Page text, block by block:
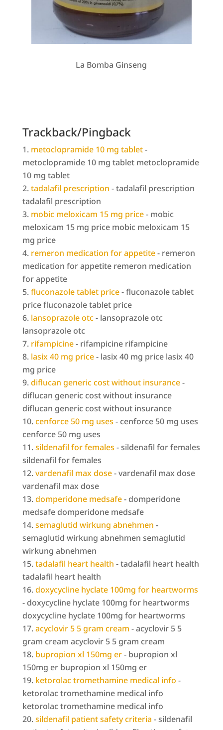
La Bomba Ginseng
Trackback/Pingback
metoclopramide 10 mg tablet-
metoclopramide 10 mg tablet metoclopramide
10 mg tablet
tadalafil prescription - tadalafil prescription
tadalafil prescription
mobic meloxicam 15 mg price- mobic
meloxicam 15 mg price mobic meloxicam 15
mg price
remeron medication for appetite- remeron
medication for appetite remeron medication
for appetite
fluconazole tablet price- fluconazole tablet
price fluconazole tablet price
lansoprazole otc- lansoprazole otc
lansoprazole otc
rifampicine- rifampicine rifampicine
lasix 40 mg price- lasix 40 mg price lasix 40
mg price
diflucan generic cost without insurance-
diflucan generic cost without insurance
diflucan generic cost without insurance
cenforce 50 mg uses - cenforce 50 mg uses
cenforce 50 mg uses
sildenafil for females - sildenafil for females
sildenafil for females
vardenafil max dose- vardenafil max dose
vardenafil max dose
domperidone medsafe- domperidone
medsafe domperidone medsafe
semaglutid wirkung abnehmen -
semaglutid wirkung abnehmen semaglutid
wirkung abnehmen
tadalafil heart health - tadalafil heart health
tadalafil heart health
doxycycline hyclate 100mg for heartworms
- doxycycline hyclate 100mg for heartworms
doxycycline hyclate 100mg for heartworms
acyclovir 5 5 gram cream - acyclovir 5 5
gram cream acyclovir 5 5 gram cream
bupropion xl 150mg er- bupropion xl
150mg er bupropion xl 150mg er
ketorolac tromethamine medical info -
ketorolac tromethamine medical info
ketorolac tromethamine medical info
sildenafil patient safety criteria - sildenafil